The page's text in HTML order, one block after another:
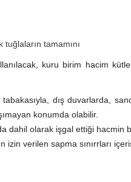
tamamını
kuru birim hacim
dış duvarlarda,
konumda olabilir.
dahil olarak işgal ettiği hacmin
verilen sapma sınırrları